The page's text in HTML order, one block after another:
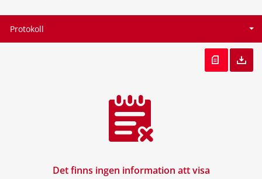
Protokoll
Det finns ingen information att visa